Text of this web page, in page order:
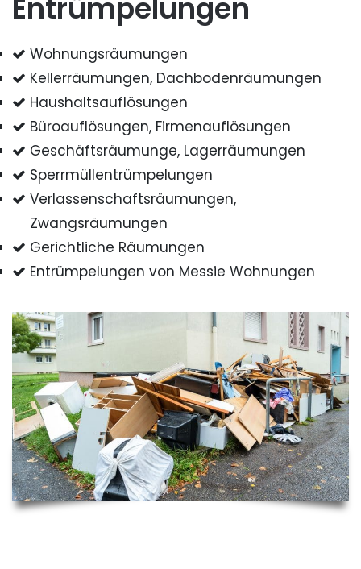
Entrümpelungen
Wohnungsräumungen
Kellerräumungen, Dachbodenräumungen
Haushaltsauflösungen
Büroauflösungen, Firmenauflösungen
Geschäftsräumunge, Lagerräumungen
Sperrmüllentrümpelungen
Verlassenschaftsräumungen,
Zwangsräumungen
Gerichtliche Räumungen
Entrümpelungen von Messie Wohnungen